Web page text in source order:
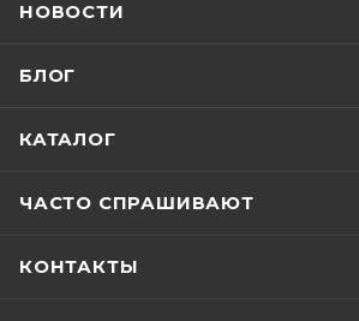
НОВОСТИ
БЛОГ
КАТАЛОГ
ЧАСТО СПРАШИВАЮТ
КОНТАКТЫ